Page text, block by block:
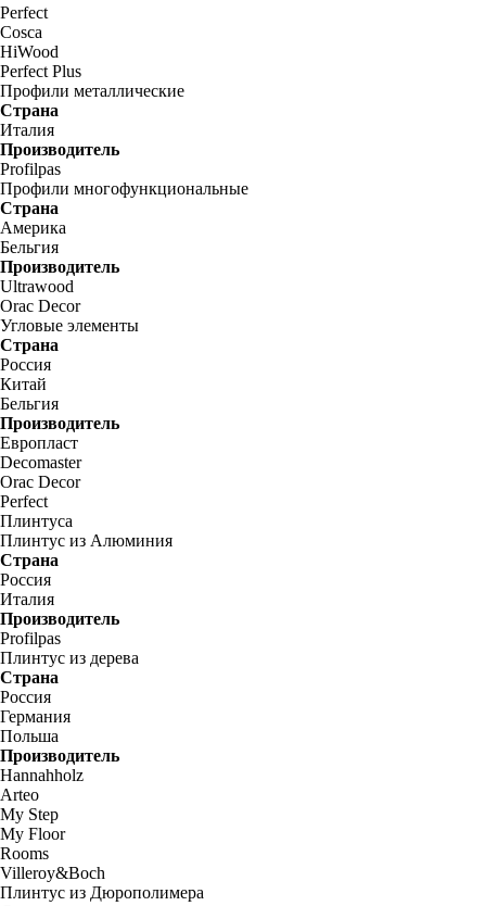
Perfect
Cosca
HiWood
Perfect Plus
Профили металлические
Страна
Италия
Производитель
Profilpas
Профили многофункциональные
Страна
Америка
Бельгия
Производитель
Ultrawood
Orac Decor
Угловые элементы
Страна
Россия
Китай
Бельгия
Производитель
Европласт
Decomaster
Orac Decor
Perfect
Плинтуса
Плинтус из Алюминия
Страна
Россия
Италия
Производитель
Profilpas
Плинтус из дерева
Страна
Россия
Германия
Польша
Производитель
Hannahholz
Arteo
My Step
My Floor
Rooms
Villeroy&Boch
Плинтус из Дюрополимера